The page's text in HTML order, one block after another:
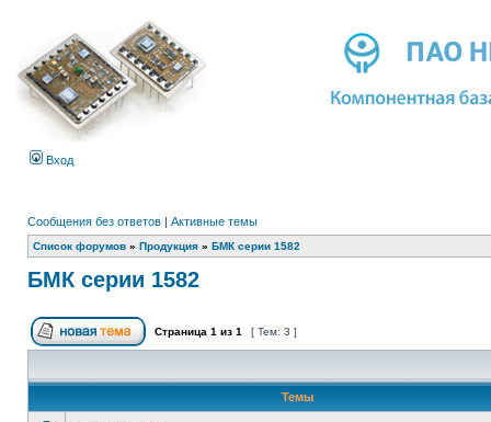
Вход
Сообщения без ответов | Активные темы
Список форумов » Продукция » БМК серии 1582
БМК серии 1582
Страница 1 из 1 [ Тем: 3 ]
Темы